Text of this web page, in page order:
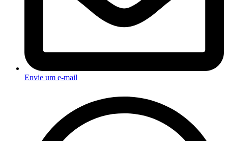
Envie um e-mail